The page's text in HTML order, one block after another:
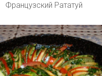
Французский Рататуй